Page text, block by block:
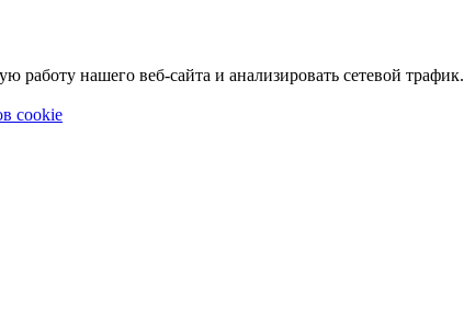
нашего веб-сайта и анализировать сетевой трафик.
cookie